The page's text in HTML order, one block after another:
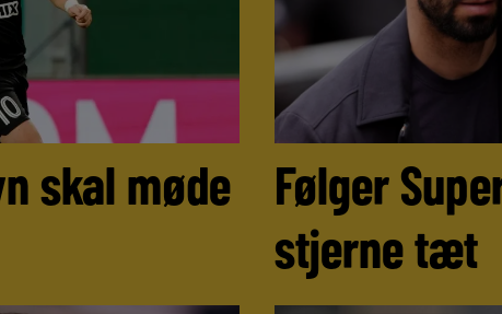
skal møde
Følger
stjerne tæt